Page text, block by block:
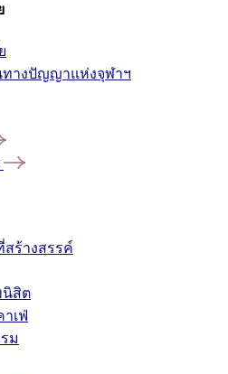
างปัญญาแห่งจุฬาฯ
ร้างสรรค์
นิสิต
เฟ่
ม